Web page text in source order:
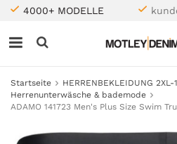
4000+ MODELLE
Startseite
HERRENBEKLEIDUNG 2XL-
Herrenunterwäsche & bademode
ADAMO 141723 Men's Plus Size Swim